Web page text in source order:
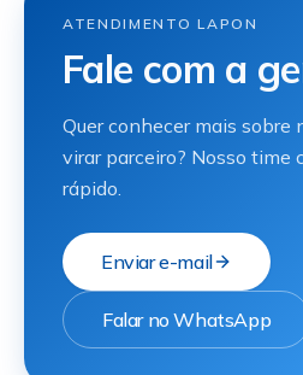
ATENDIMENTO LAPON
Fale com a
Quer conhecer mais sobre
virar parceiro? Nosso time
rápido.
Enviar e-mail
Falar no WhatsApp